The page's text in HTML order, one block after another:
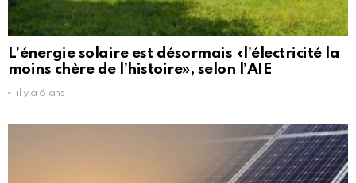
L’énergie solaire est désormais «l’électricité la
moins chère de l’histoire», selon l’AIE
il y a 6 ans